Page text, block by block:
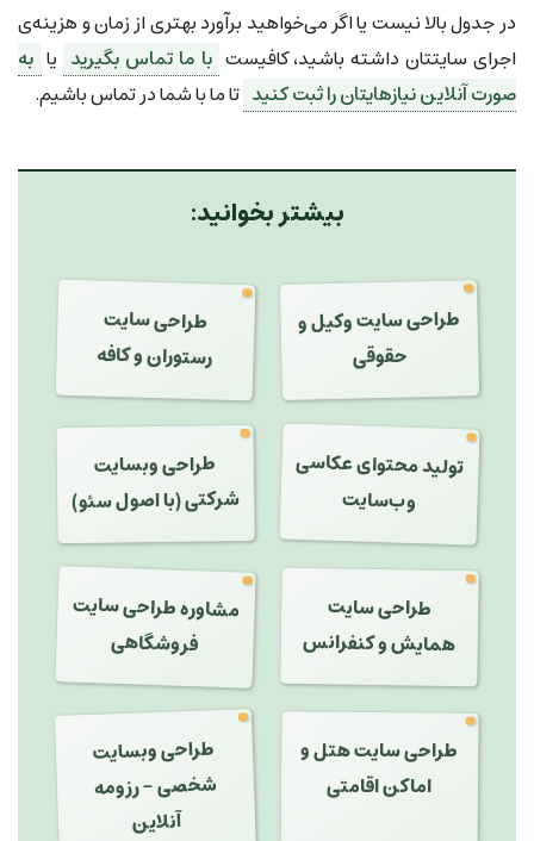
در جدول بالا نیست یا اگر می‌خواهید برآورد بهتری از زمان و هزینه‌ی
اجرای سایتتان داشته باشید، کافیست با ما تماس بگیرید یا به
صورت آنلاین نیازهایتان را ثبت کنید تا ما با شما در تماس باشیم.
بیشتر بخوانید:
طراحی سایت وکیل و
حقوقی
طراحی سایت
رستوران و کافه
تولید محتوای عکاسی
وب‌سایت
طراحی وبسایت
شرکتی (با اصول سئو)
طراحی سایت
همایش و کنفرانس
مشاوره طراحی سایت
فروشگاهی
طراحی سایت هتل و
اماکن اقامتی
طراحی وبسایت
شخصی - رزومه
آنلاین